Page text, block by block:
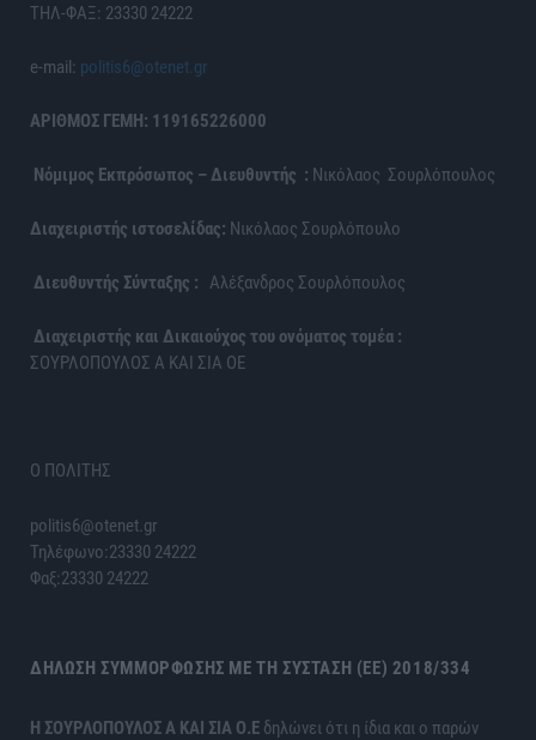
ΤΗΛ-ΦΑΞ: 23330 24222
e-mail: politis6@otenet.gr
ΑΡΙΘΜΟΣ ΓΕΜΗ: 119165226000
Νόμιμος Εκπρόσωπος – Διευθυντής : Νικόλαος Σουρλόπουλος
Διαχειριστής ιστοσελίδας: Νικόλαος Σουρλόπουλο
Διευθυντής Σύνταξης : Αλέξανδρος Σουρλόπουλος
Διαχειριστής και Δικαιούχος του ονόματος τομέα :
ΣΟΥΡΛΟΠΟΥΛΟΣ Α ΚΑΙ ΣΙΑ ΟΕ
Ο ΠΟΛΙΤΗΣ
politis6@otenet.gr
Τηλέφωνο:23330 24222
Φαξ:23330 24222
ΔΉΛΩΣΗ ΣΥΜΜΌΡΦΩΣΗΣ ΜΕ ΤΗ ΣΎΣΤΑΣΗ (ΕΕ) 2018/334
H ΣΟΥΡΛΟΠΟΥΛΟΣ Α ΚΑΙ ΣΙΑ Ο.Ε δηλώνει ότι η ίδια και ο παρών